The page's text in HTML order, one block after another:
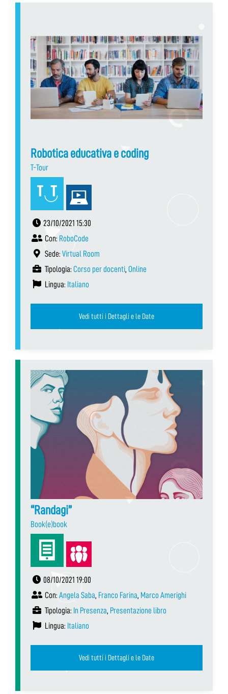
Robotica educativa e coding
T-Tour
23/10/2021 15:30
Con: RoboCode
Sede: Virtual Room
Tipologia: Corso per docenti, Online
Lingua: Italiano
Vedi tutti i Dettagli e le Date
“Randagi”
Book(e)book
08/10/2021 19:00
Con: Angela Saba, Franco Farina, Marco Amerighi
Tipologia: In Presenza, Presentazione libro
Lingua: Italiano
Vedi tutti i Dettagli e le Date